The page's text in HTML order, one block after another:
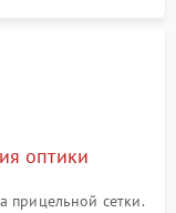
оптики
прицельной сетки.